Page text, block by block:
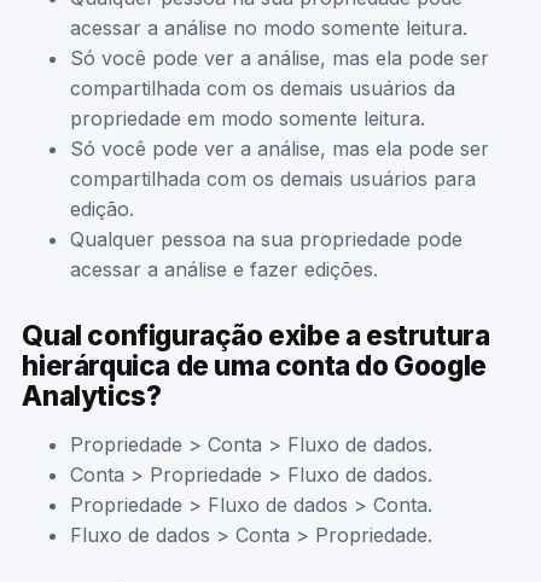
acessar a análise no modo somente leitura.
Só você pode ver a análise, mas ela pode ser
compartilhada com os demais usuários da
propriedade em modo somente leitura.
Só você pode ver a análise, mas ela pode ser
compartilhada com os demais usuários para
edição.
Qualquer pessoa na sua propriedade pode
acessar a análise e fazer edições.
Qual configuração exibe a estrutura
hierárquica de uma conta do Google
Analytics?
Propriedade > Conta > Fluxo de dados.
Conta > Propriedade > Fluxo de dados.
Propriedade > Fluxo de dados > Conta.
Fluxo de dados > Conta > Propriedade.